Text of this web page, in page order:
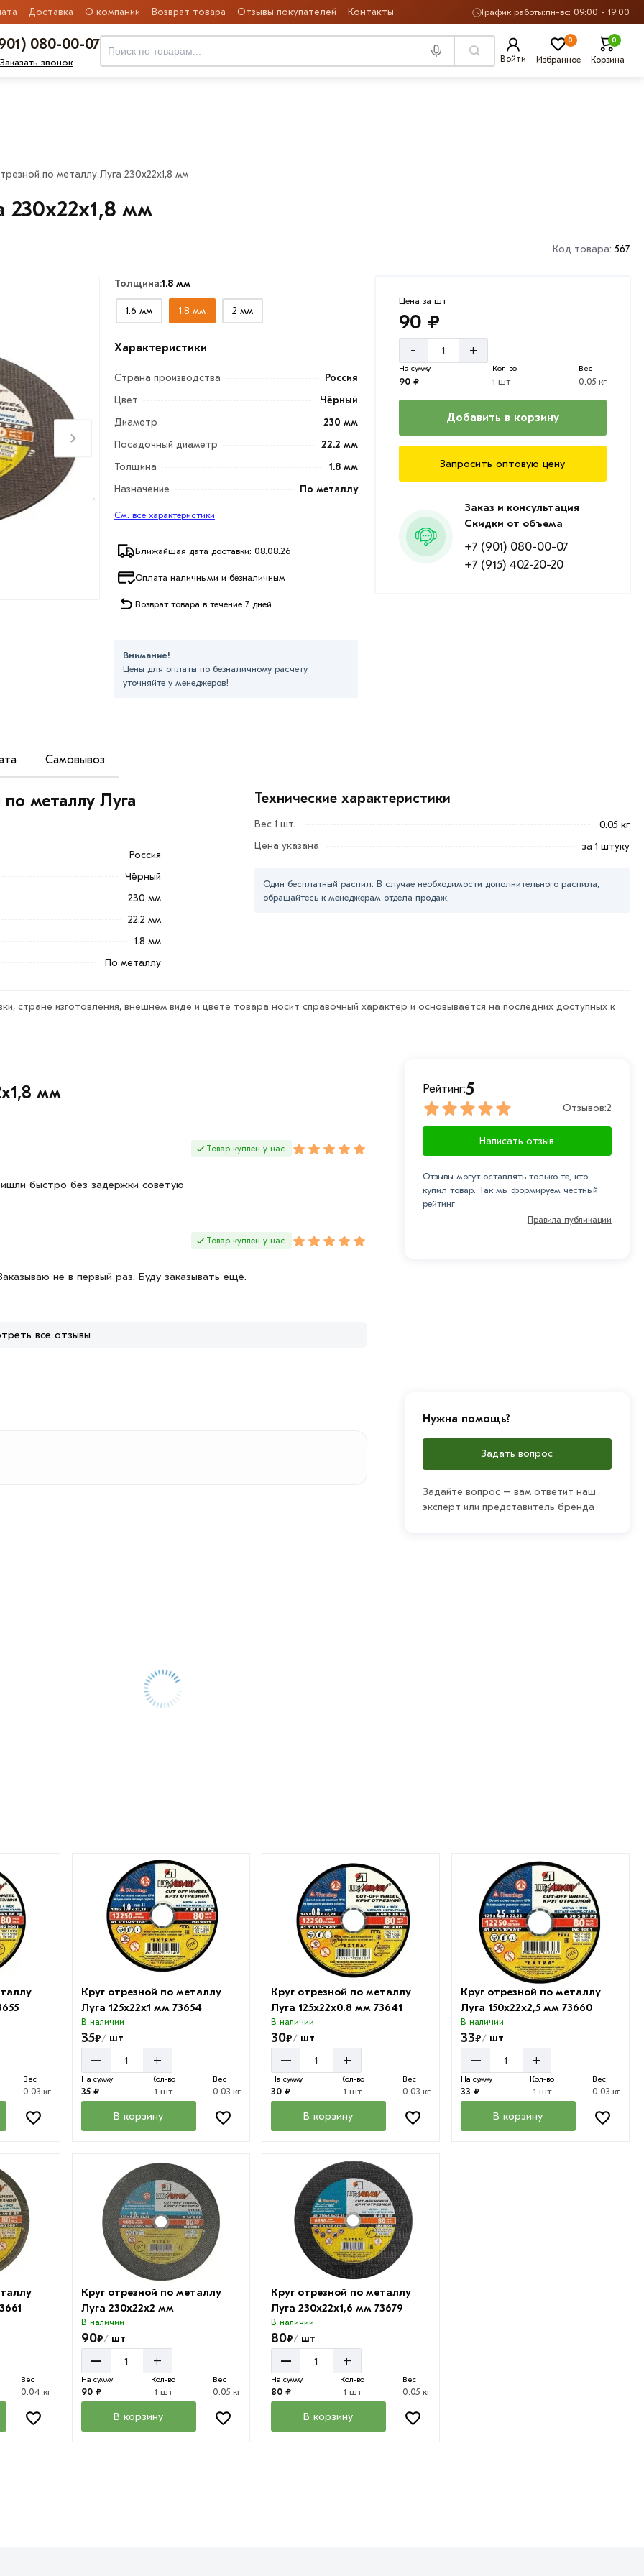
Доставка О компании Возврат товара Отзывы покупателей Контакты График работы:пн-вс: 09:00 - 19:00
080-00-07
Заказать звонок Войти Избранное
0
Корзина
0
по металлу Луга 230х22х1,8 мм
230х22х1,8 мм
Код товара: 567
Толщина:1.8 мм
1.6 мм 1.8 мм 2 мм
Характеристики
Страна производства
Россия
Цвет
Чёрный
Диаметр
230 мм
Посадочный диаметр
22.2 мм
Толщина
1.8 мм
Назначение
По металлу
См. все характеристики
Ближайшая дата доставки: 08.08.26
Оплата наличными и безналичным
Возврат товара в течение 7 дней
Внимание!
Цены для оплаты по безналичному расчету
уточняйте у менеджеров!
Цена за шт
90 ₽
- +
На сумму
90 ₽
Кол-во
1 шт
Вес
0.05 кг
Добавить в корзину
Запросить оптовую цену
Заказ и консультация
Скидки от объема
+7 (901) 080-00-07
+7 (915) 402-20-20
Самовывоз
материал, предназначенный для
абразивных частиц.
изделий и заготовок. Чем тоньше
быстрее.
числе и угловыми — болгарками).
указанным на сайте.
менеджеры обработают
всем стандартам качества.
металлу Луга
Россия
Чёрный
230 мм
22.2 мм
1.8 мм
По металлу
Технические характеристики
Вес 1 шт.
0.05 кг
Цена указана
за 1 штуку
Один бесплатный распил. В случае необходимости дополнительного распила,
обращайтесь к менеджерам отдела продаж.
стране изготовления, внешнем виде и цвете товара носит справочный характер и основывается на последних доступных к
мм
Товар куплен у нас
быстро без задержки советую
Товар куплен у нас
не в первый раз. Буду заказывать ещё.
все отзывы
Рейтинг:5
Отзывов:2
Написать отзыв
Отзывы могут оставлять только те, кто
купил товар. Так мы формируем честный
рейтинг
Правила публикации
Нужна помощь?
Задать вопрос
Задайте вопрос – вам ответит наш
эксперт или представитель бренда
Вес
0.03 кг
Круг отрезной по металлу
Луга 125х22х1 мм 73654
В наличии
35₽/ шт
– +
На сумму
35 ₽
Кол-во
1 шт
Вес
0.03 кг
В корзину
Круг отрезной по металлу
Луга 125х22х0.8 мм 73641
В наличии
30₽/шт
– +
На сумму
30 ₽
Кол-во
1 шт
Вес
0.03 кг
В корзину
Круг отрезной по металлу
Луга 150х22х2,5 мм 73660
В наличии
33₽/шт
– +
На сумму
33 ₽
Кол-во
1 шт
Вес
0.03 кг
В корзину
Вес
0.04 кг
Круг отрезной по металлу
Луга 230х22х2 мм
В наличии
90₽/ шт
– +
На сумму
90 ₽
Кол-во
1 шт
Вес
0.05 кг
В корзину
Круг отрезной по металлу
Луга 230х22х1,6 мм 73679
В наличии
80₽/шт
– +
На сумму
80 ₽
Кол-во
1 шт
Вес
0.05 кг
В корзину